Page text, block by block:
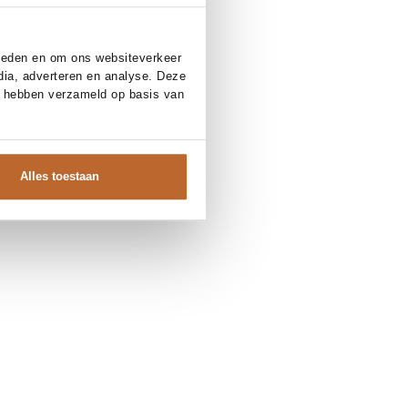
en om ons websiteverkeer
adverteren en analyse. Deze
verzameld op basis van
Alles toestaan